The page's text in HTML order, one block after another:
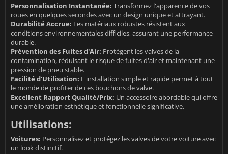
Personnalisation Instantanée: Transformez l'apparence de vos
roues en quelques secondes avec un design unique et attrayant.
Durabilité Accrue: Les matériaux robustes résistent aux
conditions environnementales difficiles, assurant une performance
durable.
Prévention des Fuites d'Air: Protègent les valves de la
contamination, réduisant le risque de fuites d'air et maintenant une
pression de pneu stable.
Facilité d'Utilisation: L'installation simple et rapide permet à tout
le monde de profiter de ces bouchons de valve.
Excellent Rapport Qualité/Prix: Un accessoire abordable qui offre
une amélioration esthétique et fonctionnelle significative.
Utilisations:
Voitures: Personnalisez et protégez les valves de votre voiture avec
un look distinctif.